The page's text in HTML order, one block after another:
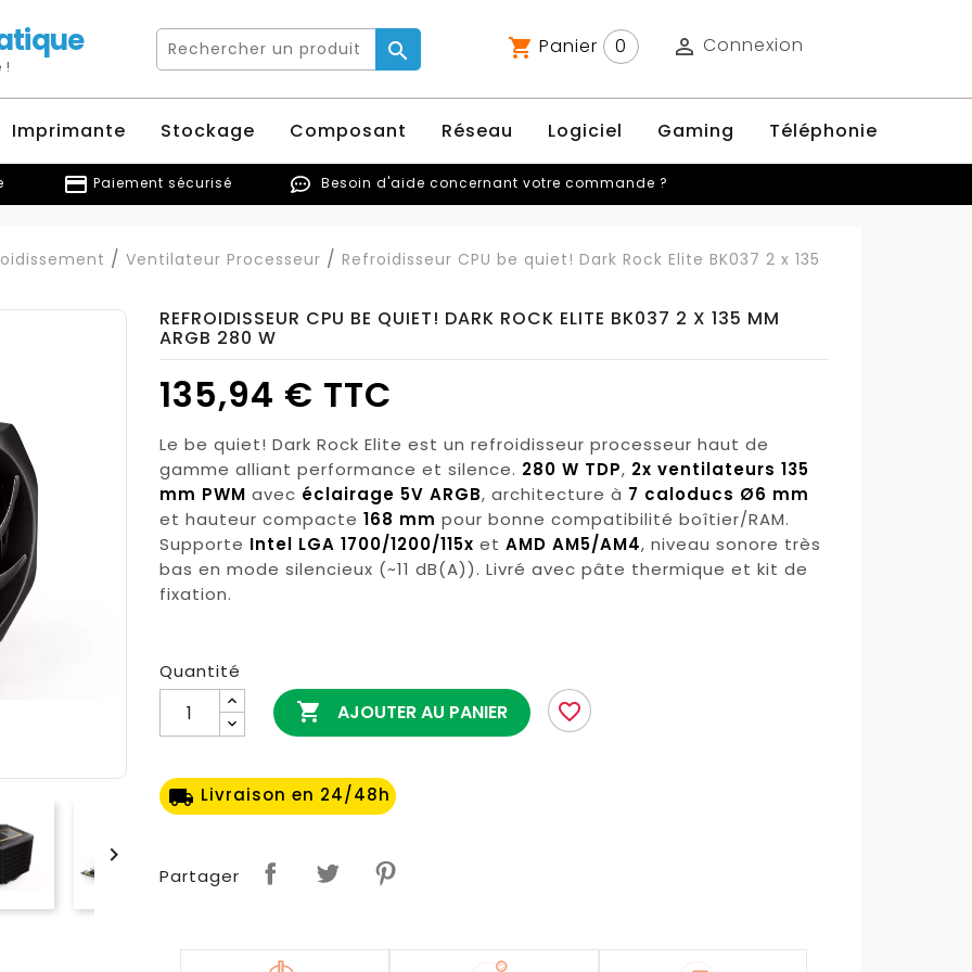
!
 shopping_cart Panier 0  Connexion
Imprimante Stockage Composant Réseau Logiciel Gaming Téléphonie
credit_card Paiement sécurisé Besoin d'aide concernant votre commande ?
Ventilateur Processeur Refroidisseur CPU be quiet! Dark Rock Elite BK037 2 x 135

REFROIDISSEUR CPU BE QUIET! DARK ROCK ELITE BK037 2 X 135 MM
ARGB 280 W
135,94 € TTC
Le be quiet! Dark Rock Elite est un refroidisseur processeur haut de
gamme alliant performance et silence. 280 W TDP, 2x ventilateurs 135
mm PWM avec éclairage 5V ARGB, architecture à 7 caloducs Ø6 mm
et hauteur compacte 168 mm pour bonne compatibilité boîtier/RAM.
Supporte Intel LGA 1700/1200/115x et AMD AM5/AM4, niveau sonore très
bas en mode silencieux (~11 dB(A)). Livré avec pâte thermique et kit de
fixation.
Quantité
 AJOUTER AU PANIER favorite_border
local_shipping Livraison en 24/48h
Partager